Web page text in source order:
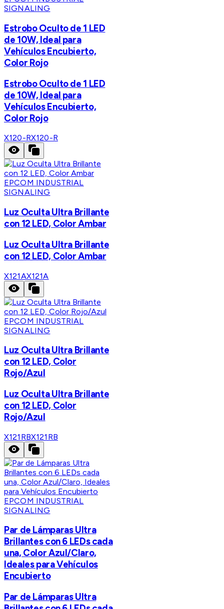
SIGNALING
Estrobo Oculto de 1 LED
de 10W, Ideal para
Vehículos Encubierto,
Color Rojo
Estrobo Oculto de 1 LED
de 10W, Ideal para
Vehículos Encubierto,
Color Rojo
X120-RX120-R
EPCOM INDUSTRIAL
SIGNALING
Luz Oculta Ultra Brillante
con 12 LED, Color Ambar
Luz Oculta Ultra Brillante
con 12 LED, Color Ambar
X121AX121A
EPCOM INDUSTRIAL
SIGNALING
Luz Oculta Ultra Brillante
con 12 LED, Color
Rojo/Azul
Luz Oculta Ultra Brillante
con 12 LED, Color
Rojo/Azul
X121RBX121RB
EPCOM INDUSTRIAL
SIGNALING
Par de Lámparas Ultra
Brillantes con 6 LEDs cada
una, Color Azul/Claro,
Ideales para Vehículos
Encubierto
Par de Lámparas Ultra